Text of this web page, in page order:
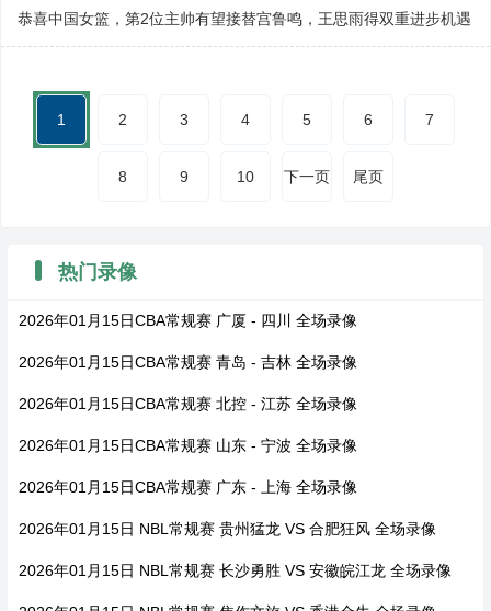
恭喜中国女篮，第2位主帅有望接替宫鲁鸣，王思雨得双重进步机遇
1 2 3 4 5 6 7
8 9 10 下一页 尾页
热门录像
2026年01月15日CBA常规赛 广厦 - 四川 全场录像
2026年01月15日CBA常规赛 青岛 - 吉林 全场录像
2026年01月15日CBA常规赛 北控 - 江苏 全场录像
2026年01月15日CBA常规赛 山东 - 宁波 全场录像
2026年01月15日CBA常规赛 广东 - 上海 全场录像
2026年01月15日 NBL常规赛 贵州猛龙 VS 合肥狂风 全场录像
2026年01月15日 NBL常规赛 长沙勇胜 VS 安徽皖江龙 全场录像